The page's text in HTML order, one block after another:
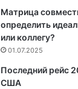
Матрица
определить
или коллегу?
01.07.2025
Последний рейс
США